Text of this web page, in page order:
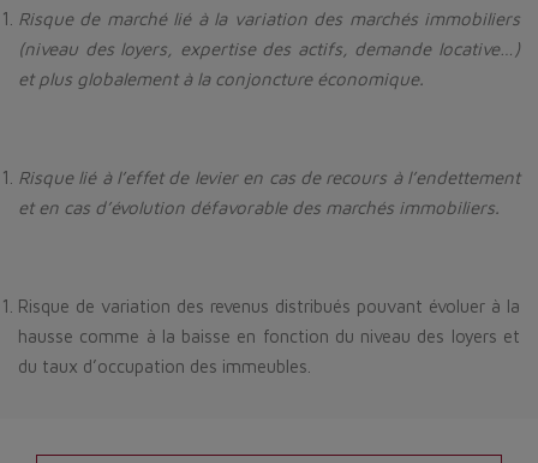
Risque de marché lié à la variation des marchés immobiliers
(niveau des loyers, expertise des actifs, demande locative…)
et plus globalement à la conjoncture économique.
Risque lié à l’effet de levier en cas de recours à l’endettement
et en cas d’évolution défavorable des marchés immobiliers.
Risque de variation des revenus distribués pouvant évoluer à la
hausse comme à la baisse en fonction du niveau des loyers et
du taux d’occupation des immeubles.